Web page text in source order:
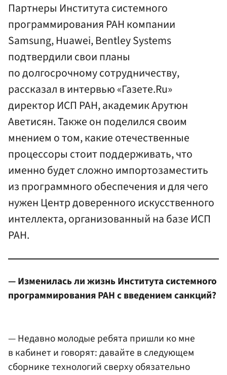
Партнеры Института системного
программирования РАН компании
Samsung, Huawei, Bentley Systems
подтвердили свои планы
по долгосрочному сотрудничеству,
рассказал в интервью «Газете.Ru»
директор ИСП РАН, академик Арутюн
Аветисян. Также он поделился своим
мнением о том, какие отечественные
процессоры стоит поддерживать, что
именно будет сложно импортозаместить
из программного обеспечения и для чего
нужен Центр доверенного искусственного
интеллекта, организованный на базе ИСП
РАН.
— Изменилась ли жизнь Института системного
программирования РАН с введением санкций?
— Недавно молодые ребята пришли ко мне
в кабинет и говорят: давайте в следующем
сборнике технологий сверху обязательно